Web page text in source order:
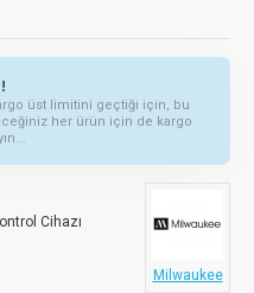
üst limitini geçtiği için, bu
her ürün için de kargo
Cihazı
Milwaukee